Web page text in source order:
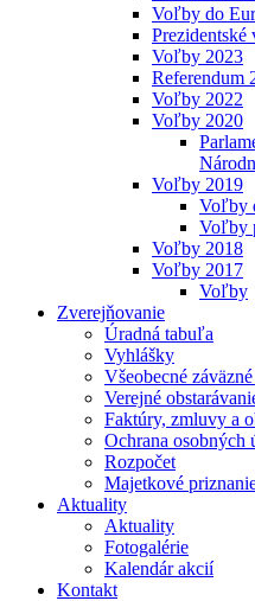
Voľby do
Voľby 2023
Referendum
Voľby 2022
Voľby 2020
Voľby 2019
Voľby
Voľby
Voľby 2018
Voľby 2017
Voľby
Zverejňovanie
Úradná tabuľa
Vyhlášky
Všeobecné
Verejné
Faktúry, zmluvy a
Ochrana osobných
Rozpočet
Majetkové
Aktuality
Aktuality
Fotogalérie
Kalendár akcií
Kontakt